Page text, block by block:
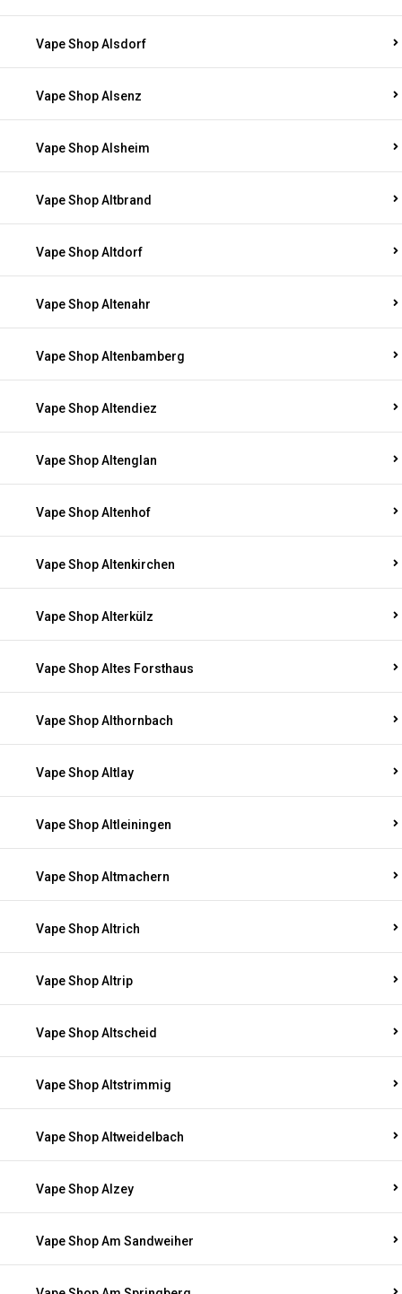
Vape Shop Alsdorf
Vape Shop Alsenz
Vape Shop Alsheim
Vape Shop Altbrand
Vape Shop Altdorf
Vape Shop Altenahr
Vape Shop Altenbamberg
Vape Shop Altendiez
Vape Shop Altenglan
Vape Shop Altenhof
Vape Shop Altenkirchen
Vape Shop Alterkülz
Vape Shop Altes Forsthaus
Vape Shop Althornbach
Vape Shop Altlay
Vape Shop Altleiningen
Vape Shop Altmachern
Vape Shop Altrich
Vape Shop Altrip
Vape Shop Altscheid
Vape Shop Altstrimmig
Vape Shop Altweidelbach
Vape Shop Alzey
Vape Shop Am Sandweiher